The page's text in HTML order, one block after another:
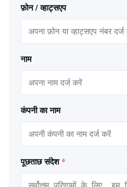
फ़ोन / व्हाट्सएप
नाम
कंपनी का नाम
पूछताछ संदेश *